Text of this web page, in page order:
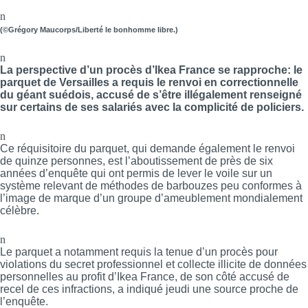
n
(©Grégory Maucorps/Liberté le bonhomme libre.)
n
La perspective d’un procès d’Ikea France se rapproche: le
parquet de Versailles a requis le renvoi en correctionnelle
du géant suédois, accusé de s’être illégalement renseigné
sur certains de ses salariés avec la complicité de policiers.
n
Ce réquisitoire du parquet, qui demande également le renvoi
de quinze personnes, est l’aboutissement de près de six
années d’enquête qui ont permis de lever le voile sur un
système relevant de méthodes de barbouzes peu conformes à
l’image de marque d’un groupe d’ameublement mondialement
célèbre.
n
Le parquet a notamment requis la tenue d’un procès pour
violations du secret professionnel et collecte illicite de données
personnelles au profit d’Ikea France, de son côté accusé de
recel de ces infractions, a indiqué jeudi une source proche de
l’enquête.